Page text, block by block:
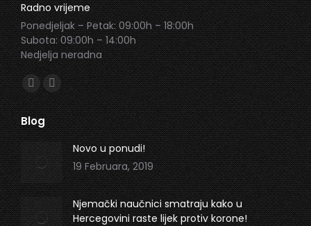
Radno vrijeme
Ponedjeljak – Petak: 09:00h – 18:00h
Subota: 09:00h – 14:00h
Nedjelja neradna
Find us on:
Facebook
page
opens
in
new
window
Instagram
page
opens
in
new
window
Blog
Novo u ponudi!
19 Februara, 2019
Njemački naučnici smatraju kako u
Hercegovini raste lijek protiv korone!